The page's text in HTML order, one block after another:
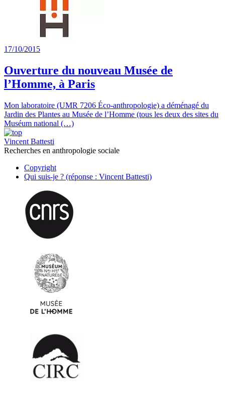
17/10/2015
Ouverture du nouveau Musée de
l’Homme, à Paris
Mon laboratoire (UMR 7206 Éco-anthropologie) a déménagé du
Jardin des Plantes au Musée de l’Homme (tous les deux des sites du
Muséum national (…)
Vincent Battesti
Recherches en anthropologie sociale
Copyright
Qui suis-je ? (réponse : Vincent Battesti)